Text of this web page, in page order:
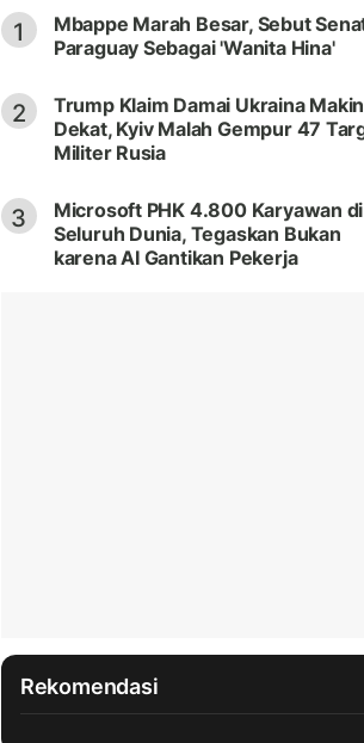
1
Mbappe Marah Besar, Sebut
Paraguay Sebagai 'Wanita Hina'
2
Trump Klaim Damai Ukraina Makin
Dekat, Kyiv Malah Gempur 47
Militer Rusia
3
Microsoft PHK 4.800 Karyawan di
Seluruh Dunia, Tegaskan Bukan
karena AI Gantikan Pekerja
Rekomendasi